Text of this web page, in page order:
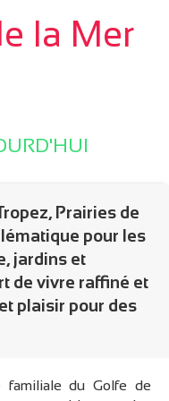
la Mer
Prairies de
pour les
jardins et
de vivre raffiné et
plaisir pour des
familiale du Golfe de